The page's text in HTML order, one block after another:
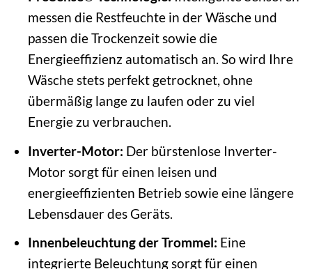
messen die Restfeuchte in der Wäsche und
passen die Trockenzeit sowie die
Energieeffizienz automatisch an. So wird Ihre
Wäsche stets perfekt getrocknet, ohne
übermäßig lange zu laufen oder zu viel
Energie zu verbrauchen.
Inverter-Motor: Der bürstenlose Inverter-
Motor sorgt für einen leisen und
energieeffizienten Betrieb sowie eine längere
Lebensdauer des Geräts.
Innenbeleuchtung der Trommel: Eine
integrierte Beleuchtung sorgt für einen